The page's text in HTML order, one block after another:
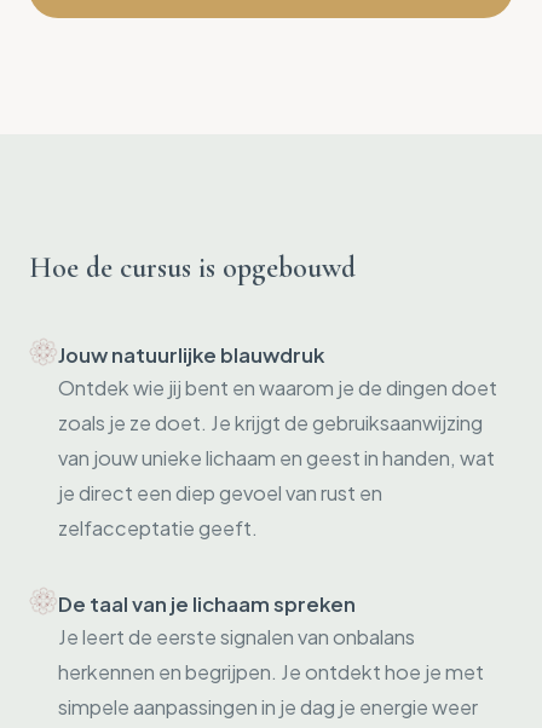
Hoe de cursus is opgebouwd
Jouw natuurlijke blauwdruk
Ontdek wie jij bent en waarom je de dingen doet
zoals je ze doet. Je krijgt de gebruiksaanwijzing
van jouw unieke lichaam en geest in handen, wat
je direct een diep gevoel van rust en
zelfacceptatie geeft.
De taal van je lichaam spreken
Je leert de eerste signalen van onbalans
herkennen en begrijpen. Je ontdekt hoe je met
simpele aanpassingen in je dag je energie weer